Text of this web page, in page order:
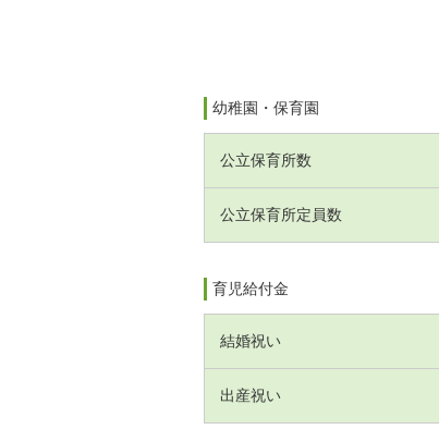
幼稚園・保育園
公立保育所数
公立保育所定員数
育児給付金
結婚祝い
出産祝い